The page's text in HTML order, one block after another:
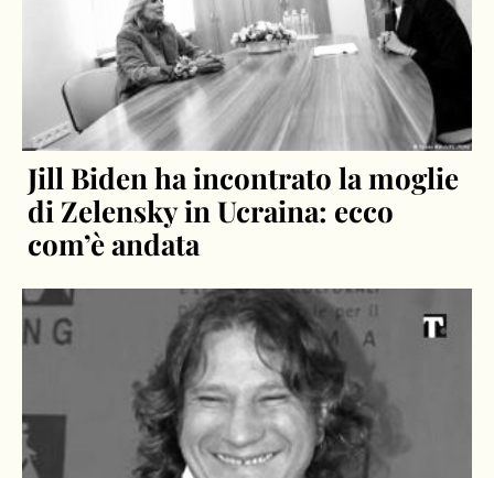
Jill Biden ha incontrato la moglie
di Zelensky in Ucraina: ecco
com’è andata